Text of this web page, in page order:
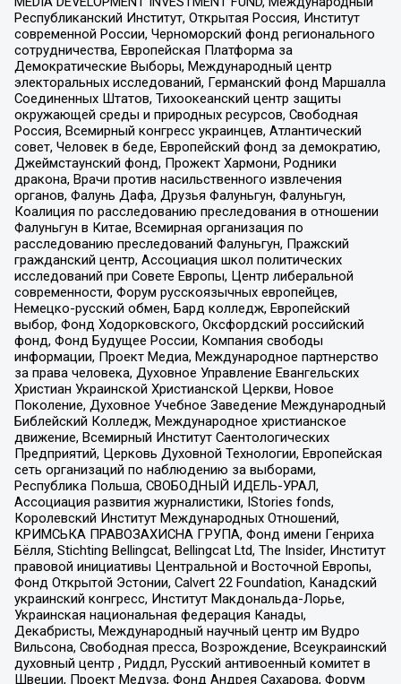
Республиканский Институт, Открытая Россия, Институт
современной России, Черноморский фонд регионального
сотрудничества, Европейская Платформа за
Демократические Выборы, Международный центр
электоральных исследований, Германский фонд Маршалла
Соединенных Штатов, Тихоокеанский центр защиты
окружающей среды и природных ресурсов, Свободная
Россия, Всемирный конгресс украинцев, Атлантический
совет, Человек в беде, Европейский фонд за демократию,
Джеймстаунский фонд, Прожект Хармони, Родники
дракона, Врачи против насильственного извлечения
органов, Фалунь Дафа, Друзья Фалуньгун, Фалуньгун,
Коалиция по расследованию преследования в отношении
Фалуньгун в Китае, Всемирная организация по
расследованию преследований Фалуньгун, Пражский
гражданский центр, Ассоциация школ политических
исследований при Совете Европы, Центр либеральной
современности, Форум русскоязычных европейцев,
Немецко-русский обмен, Бард колледж, Европейский
выбор, Фонд Ходорковского, Оксфордский российский
фонд, Фонд Будущее России, Компания свободы
информации, Проект Медиа, Международное партнерство
за права человека, Духовное Управление Евангельских
Христиан Украинской Христианской Церкви, Новое
Поколение, Духовное Учебное Заведение Международный
Библейский Колледж, Международное христианское
движение, Всемирный Институт Саентологических
Предприятий, Церковь Духовной Технологии, Европейская
сеть организаций по наблюдению за выборами,
Республика Польша, СВОБОДНЫЙ ИДЕЛЬ-УРАЛ,
Ассоциация развития журналистики, IStories fonds,
Королевский Институт Международных Отношений,
КРИМСЬКА ПРАВОЗАХИСНА ГРУПА, Фонд имени Генриха
Бёлля, Stichting Bellingcat, Bellingcat Ltd, The Insider, Институт
правовой инициативы Центральной и Восточной Европы,
Фонд Открытой Эстонии, Calvert 22 Foundation, Канадский
украинский конгресс, Институт Макдональда-Лорье,
Украинская национальная федерация Канады,
Декабристы, Международный научный центр им Вудро
Вильсона, Свободная пресса, Возрождение, Всеукраинский
духовный центр , Риддл, Русский антивоенный комитет в
Швеции, Проект Медуза, Фонд Андрея Сахарова, Форум